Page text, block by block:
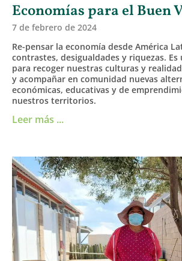
Economías para el Buen
7 de febrero de 2024
Re-pensar la economía desde América
contrastes, desigualdades y riquezas.
para recoger nuestras culturas y
y acompañar en comunidad nuevas
económicas, educativas y de
nuestros territorios.
Leer más ...